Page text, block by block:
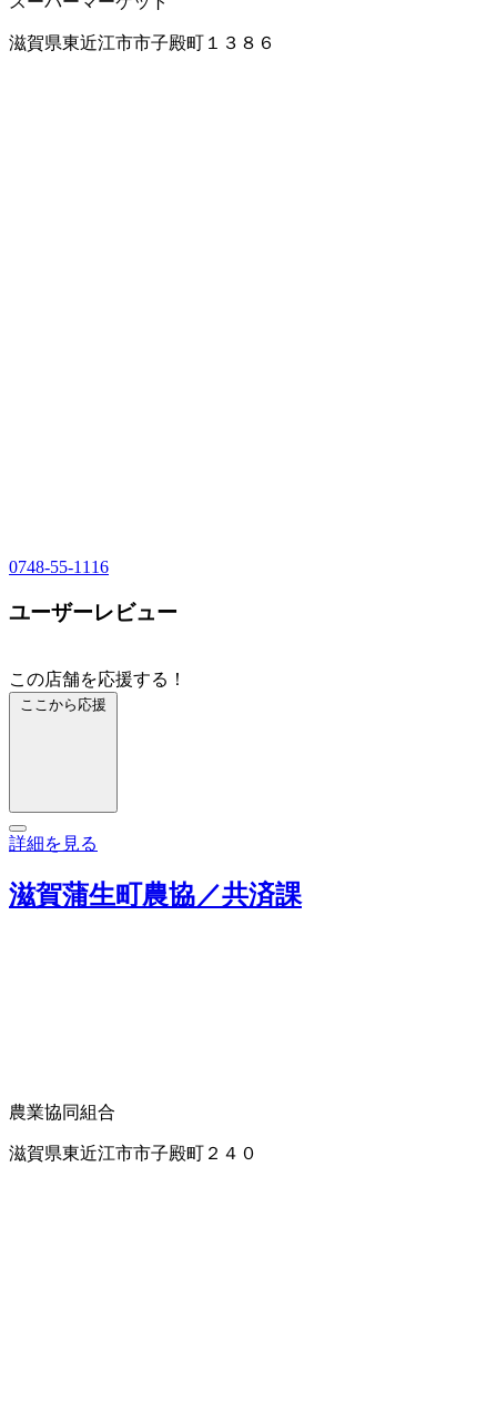
滋賀県東近江市市子殿町１３８６
0748-55-1116
ユーザーレビュー
この店舗を応援する！
ここから応援
詳細を見る
滋賀蒲生町農協／共済課
農業協同組合
滋賀県東近江市市子殿町２４０